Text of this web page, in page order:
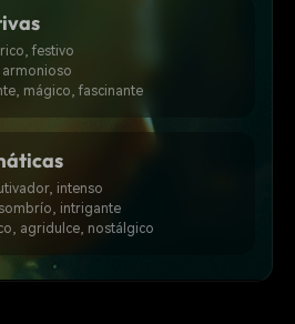
festivo
mágico, fascinante
intenso
intrigante
agridulce, nostálgico